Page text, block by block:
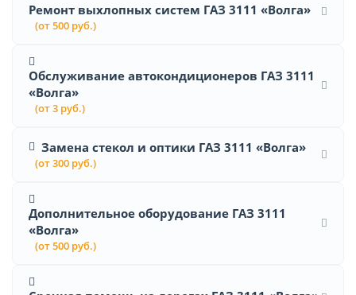
Ремонт выхлопных систем ГАЗ 3111 «Волга»
(от 500 руб.)
Обслуживание автокондиционеров ГАЗ 3111
«Волга»
(от 3 руб.)
Замена стекол и оптики ГАЗ 3111 «Волга»
(от 300 руб.)
Дополнительное оборудование ГАЗ 3111
«Волга»
(от 500 руб.)